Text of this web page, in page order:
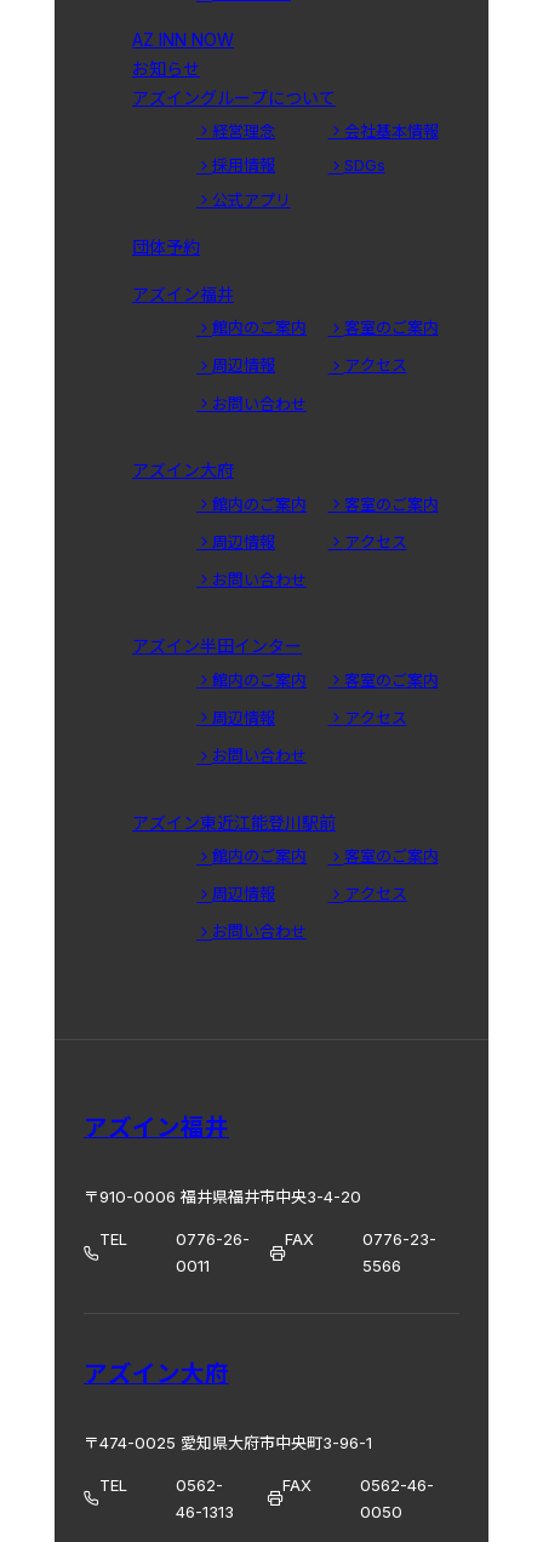
AZ INN NOW
お知らせ
アズイングループについて
経営理念
会社基本情報
採用情報
SDGs
公式アプリ
団体予約
アズイン福井
館内のご案内
客室のご案内
周辺情報
アクセス
お問い合わせ
アズイン大府
館内のご案内
客室のご案内
周辺情報
アクセス
お問い合わせ
アズイン半田インター
館内のご案内
客室のご案内
周辺情報
アクセス
お問い合わせ
アズイン東近江能登川駅前
館内のご案内
客室のご案内
周辺情報
アクセス
お問い合わせ
アズイン福井
〒910-0006 福井県福井市中央3-4-20
TEL
0776-26-
0011
FAX
0776-23-
5566
アズイン大府
〒474-0025 愛知県大府市中央町3-96-1
TEL
0562-
46-1313
FAX
0562-46-
0050